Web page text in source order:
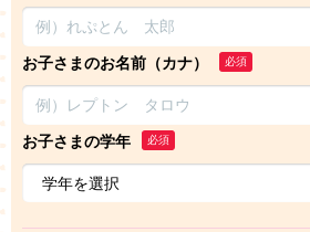
お子さまのお名前（カナ） 必須
お子さまの学年 必須